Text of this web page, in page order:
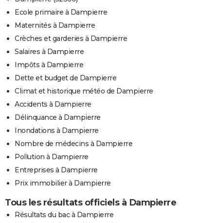
Ecole primaire à Dampierre
Maternités à Dampierre
Crèches et garderies à Dampierre
Salaires à Dampierre
Impôts à Dampierre
Dette et budget de Dampierre
Climat et historique météo de Dampierre
Accidents à Dampierre
Délinquance à Dampierre
Inondations à Dampierre
Nombre de médecins à Dampierre
Pollution à Dampierre
Entreprises à Dampierre
Prix immobilier à Dampierre
Tous les résultats officiels à Dampierre
Résultats du bac à Dampierre